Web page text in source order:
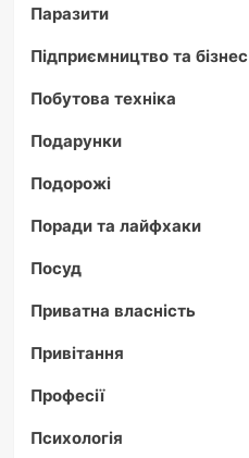
Паразити
Підприємництво та бізнес
Побутова техніка
Подарунки
Подорожі
Поради та лайфхаки
Посуд
Приватна власність
Привітання
Професії
Психологія